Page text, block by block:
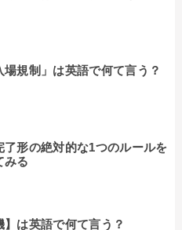
規制」は英語で何て言う？
了形の絶対的な1つのルールを
みる
】は英語で何て言う？